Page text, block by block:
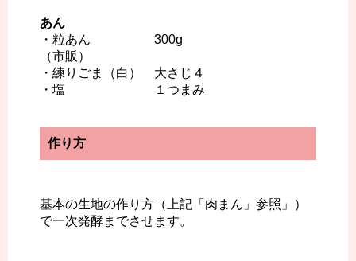
あん
・粒あん 300g
（市販）
・練りごま（白） 大さじ４
・塩 １つまみ
作り方
基本の生地の作り方（上記「肉まん」参照」）
で一次発酵までさせます。